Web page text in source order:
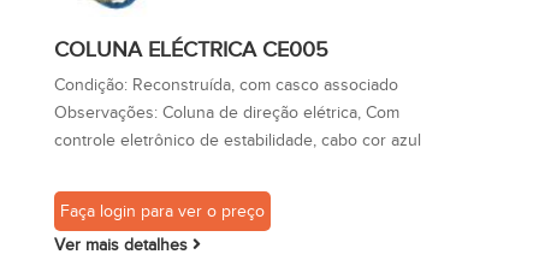
COLUNA ELÉCTRICA CE005
Condição: Reconstruída, com casco associado
Observações: Coluna de direção elétrica, Com
controle eletrônico de estabilidade, cabo cor azul
Faça login para ver o preço
Ver mais detalhes